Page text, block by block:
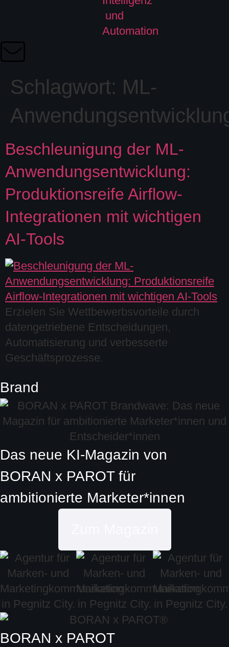
Schlagwort: ML-
Beschleunigung der ML-
Anwendungsentwicklung:
Produktionsreife Airflow-
Integrationen mit wichtigen
AI-Tools
Erzielen Sie Wettbewerbsvorteile durch
datengetriebene Entscheidungen,
Automatisierung und verbesserte
Geschäftsprozesse.
Brand
Das neue KI-Magazin von
BORAN x PAROTfür
ambitionierte Marketer*innen
BORAN x PAROT